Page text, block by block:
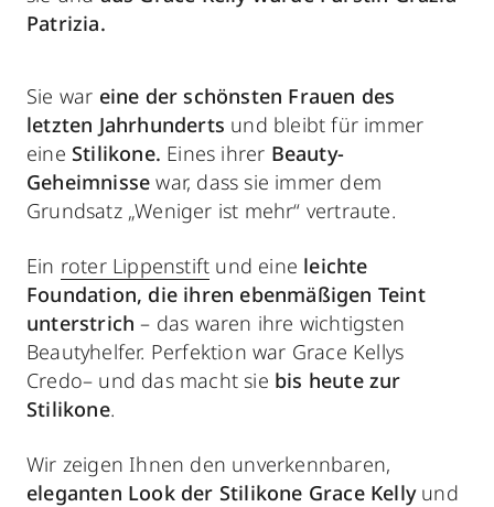
Patrizia.
Sie war eine der schönsten Frauen des
letzten Jahrhunderts und bleibt für immer
eine Stilikone. Eines ihrer Beauty-
Geheimnisse war, dass sie immer dem
Grundsatz „Weniger ist mehr“ vertraute.
Ein roter Lippenstift und eine leichte
Foundation, die ihren ebenmäßigen Teint
unterstrich – das waren ihre wichtigsten
Beautyhelfer. Perfektion war Grace Kellys
Credo– und das macht sie bis heute zur
Stilikone.
Wir zeigen Ihnen den unverkennbaren,
eleganten Look der Stilikone Grace Kellyund